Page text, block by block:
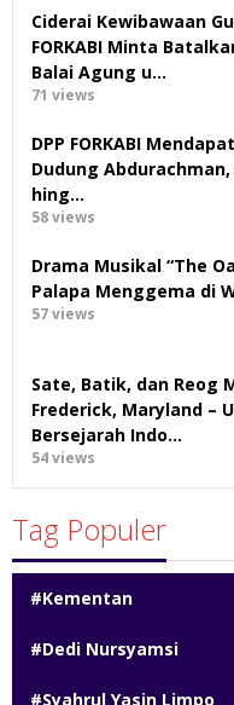
Ciderai Kewibawaan
FORKABI Minta
Balai Agung u…
71 views
DPP FORKABI
Dudung
hing…
58 views
Drama Musikal “The
Palapa Menggema di
57 views
Sate, Batik, dan Reog
Frederick, Maryland –
Bersejarah Indo…
54 views
Tag Populer
#Kementan
#Dedi Nursyamsi
#Syahrul Yasin Limpo